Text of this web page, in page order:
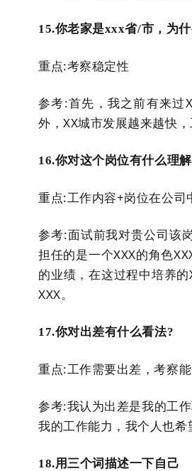
15.你老家是xxx省/市，为
重点:考察稳定性
参考:首先，我之前有来过
外，XX城市发展越来越快
16.你对这个岗位有什么理
重点:工作内容+岗位在公司
参考:面试前我对贵公司该
担任的是一个XXX的角色
的业绩，在这过程中培养
XXX。
17.你对出差有什么看法?
重点:工作需要出差，考察
参考:我认为出差是我的工
我的工作能力，我个人也
18.用三个词描述一下自己